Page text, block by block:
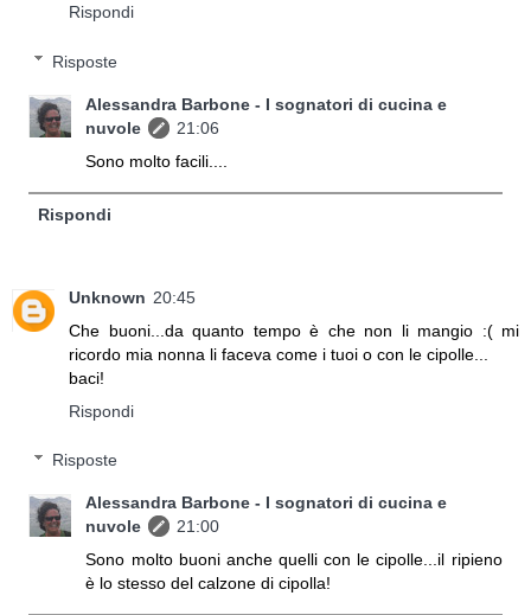
Rispondi
Risposte
Alessandra Barbone - I sognatori di cucina e
nuvole
21:06
Sono molto facili....
Rispondi
Unknown 20:45
Che buoni...da quanto tempo è che non li mangio :( mi
ricordo mia nonna li faceva come i tuoi o con le cipolle...
baci!
Rispondi
Risposte
Alessandra Barbone - I sognatori di cucina e
nuvole
21:00
Sono molto buoni anche quelli con le cipolle...il ripieno
è lo stesso del calzone di cipolla!